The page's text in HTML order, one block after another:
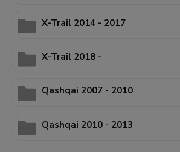
X-Trail 2014 - 2017
X-Trail 2018 -
Qashqai 2007 - 2010
Qashqai 2010 - 2013